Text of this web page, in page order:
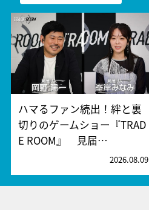
ハマるファン続出！絆と裏
切りのゲームショー『TRAD
E ROOM』 見届…
2026.08.09